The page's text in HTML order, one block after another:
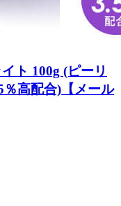
ト 100g (ピーリ
高配合)【メール